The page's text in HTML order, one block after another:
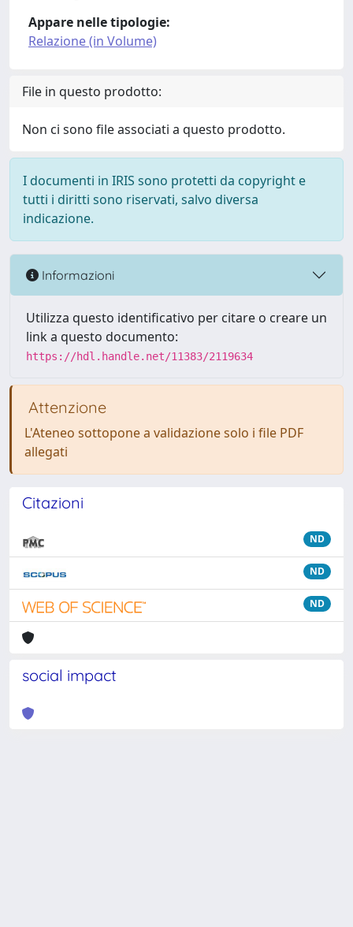
Appare nelle tipologie:
Relazione (in Volume)
File in questo prodotto:
Non ci sono file associati a questo prodotto.
I documenti in IRIS sono protetti da copyright e
tutti i diritti sono riservati, salvo diversa
indicazione.
Informazioni
Utilizza questo identificativo per citare o creare un
link a questo documento:
https://hdl.handle.net/11383/2119634
Attenzione
L'Ateneo sottopone a validazione solo i file PDF
allegati
Citazioni
ND
ND
ND
social impact